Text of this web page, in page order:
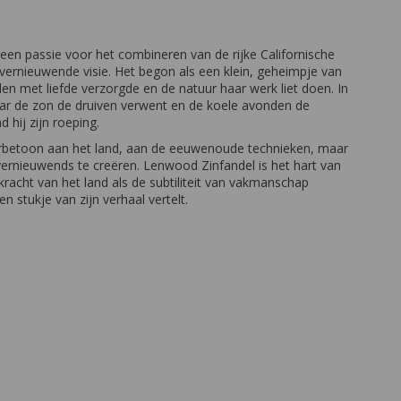
passie voor het combineren van de rijke Californische
visie. Het begon als een klein, geheimpje van
met liefde verzorgde en de natuur haar werk liet doen. In
de zon de druiven verwent en de koele avonden de
hij zijn roeping.
aan het land, aan de eeuwenoude technieken, maar
te creëren. Lenwood Zinfandel is het hart van
van het land als de subtiliteit van vakmanschap
stukje van zijn verhaal vertelt.